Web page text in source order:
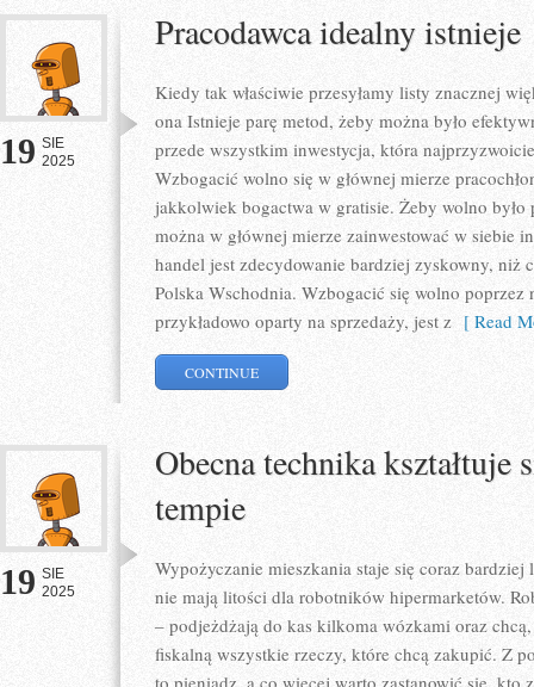
19 SIE
2025
Pracodawca idealny istnieje
Kiedy tak właściwie przesyłamy listy znacznej
ona Istnieje parę metod, żeby można było
przede wszystkim inwestycja, która
Wzbogacić wolno się w głównej mierze
jakkolwiek bogactwa w gratisie. Żeby wolno
można w głównej mierze zainwestować w siebie
handel jest zdecydowanie bardziej zyskowny, niż
Polska Wschodnia. Wzbogacić się wolno poprzez
przykładowo oparty na sprzedaży, jest z [ Read
CONTINUE
19 SIE
2025
Obecna technika kształtuje
tempie
Wypożyczanie mieszkania staje się coraz
nie mają litości dla robotników hipermarketów.
– podjeżdżają do kas kilkoma wózkami oraz
fiskalną wszystkie rzeczy, które chcą zakupić. Z
to pieniądz, a co więcej warto zastanowić się, kto